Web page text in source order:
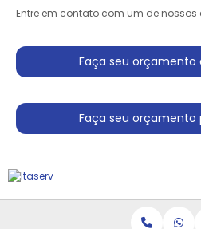
Entre em contato com um de nossos
Faça seu orçamento
Faça seu orçamento